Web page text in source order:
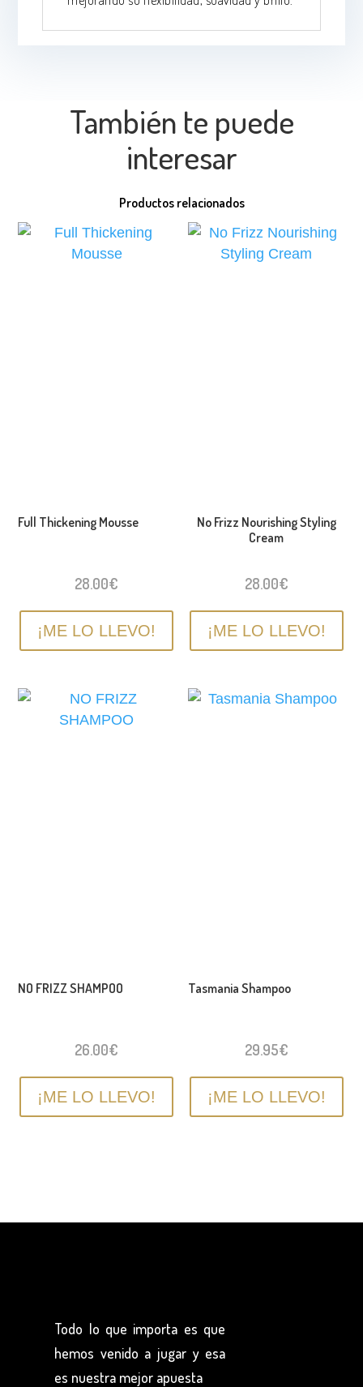
También te puede
interesar
Productos relacionados
Full Thickening Mousse
28.00€
¡ME LO LLEVO!
No Frizz Nourishing Styling
Cream
28.00€
¡ME LO LLEVO!
NO FRIZZ SHAMPOO
26.00€
¡ME LO LLEVO!
Tasmania Shampoo
29.95€
¡ME LO LLEVO!
Todo lo que importa es que
hemos venido a jugar y esa
es nuestra mejor apuesta